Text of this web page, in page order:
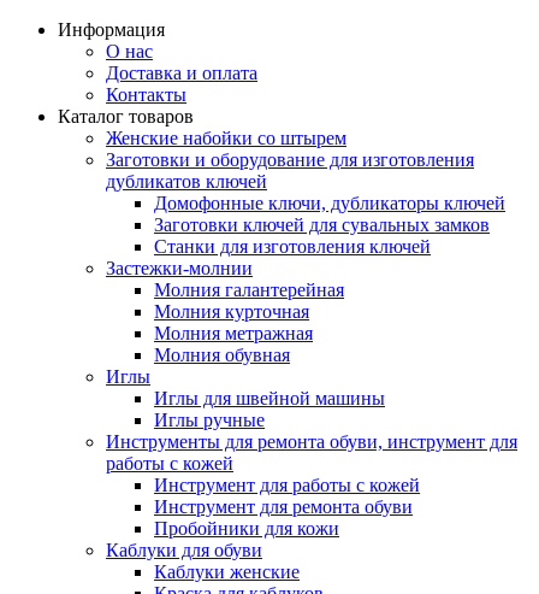
Информация
О нас
Доставка и оплата
Контакты
Каталог товаров
Женские набойки со штырем
Заготовки и оборудование для изготовления
дубликатов ключей
Домофонные ключи, дубликаторы ключей
Заготовки ключей для сувальных замков
Станки для изготовления ключей
Застежки-молнии
Молния галантерейная
Молния курточная
Молния метражная
Молния обувная
Иглы
Иглы для швейной машины
Иглы ручные
Инструменты для ремонта обуви, инструмент для
работы с кожей
Инструмент для работы с кожей
Инструмент для ремонта обуви
Пробойники для кожи
Каблуки для обуви
Каблуки женские